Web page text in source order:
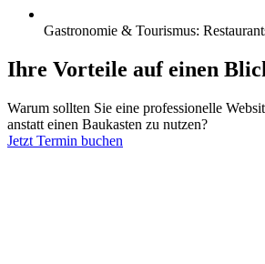
Gastronomie & Tourismus:
Ihre Vorteile auf einen
Warum sollten Sie eine professionelle
anstatt einen Baukasten zu nutzen?
Jetzt Termin buchen